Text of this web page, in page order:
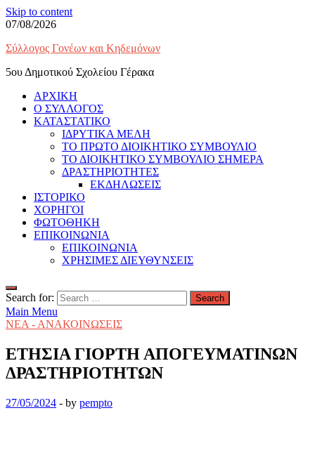
Skip to content
07/08/2026
Σύλλογος Γονέων και Κηδεμόνων
5ου Δημοτικού Σχολείου Γέρακα
ΑΡΧΙΚΗ
Ο ΣΥΛΛΟΓΟΣ
ΚΑΤΑΣΤΑΤΙΚΟ
ΙΔΡΥΤΙΚΑ ΜΕΛΗ
ΤΟ ΠΡΩΤΟ ΔΙΟΙΚΗΤΙΚΟ ΣΥΜΒΟΥΛΙΟ
ΤΟ ΔΙΟΙΚΗΤΙΚΟ ΣΥΜΒΟΥΛΙΟ ΣΗΜΕΡΑ
ΔΡΑΣΤΗΡΙΟΤΗΤΕΣ
ΕΚΔΗΛΩΣΕΙΣ
ΙΣΤΟΡΙΚΟ
ΧΟΡΗΓΟΙ
ΦΩΤΟΘΗΚΗ
ΕΠΙΚΟΙΝΩΝΙΑ
ΕΠΙΚΟΙΝΩΝΙΑ
ΧΡΗΣΙΜΕΣ ΔΙΕΥΘΥΝΣΕΙΣ
Search for:
Main Menu
ΝΕΑ - ΑΝΑΚΟΙΝΩΣΕΙΣ
ΕΤΗΣΙΑ ΓΙΟΡΤΗ ΑΠΟΓΕΥΜΑΤΙΝΩΝ
ΔΡΑΣΤΗΡΙΟΤΗΤΩΝ
27/05/2024 - by pempto